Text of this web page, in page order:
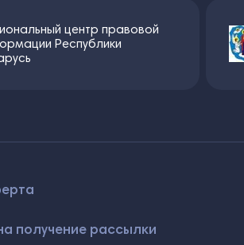
центр правовой
Республики
получение рассылки